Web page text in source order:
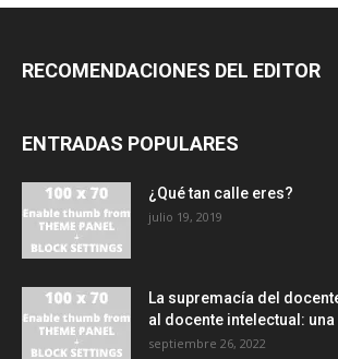
RECOMENDACIONES DEL EDITOR
ENTRADAS POPULARES
¿Qué tan calle eres?
julio 19, 2019
La supremacía del
al docente intelectual:
septiembre 26, 2022